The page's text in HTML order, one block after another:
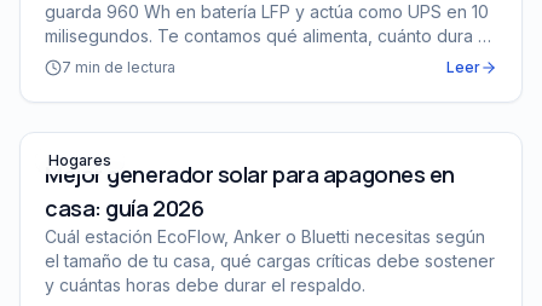
guarda 960 Wh en batería LFP y actúa como UPS en 10
milisegundos. Te contamos qué alimenta, cuánto dura y
para quién es (y para quién no).
7 min de lectura Leer
Mejor generador solar para apagones en casa: guía
Hogares
Mejor generador solar para apagones en
casa: guía 2026
Cuál estación EcoFlow, Anker o Bluetti necesitas según
el tamaño de tu casa, qué cargas críticas debe sostener
y cuántas horas debe durar el respaldo.